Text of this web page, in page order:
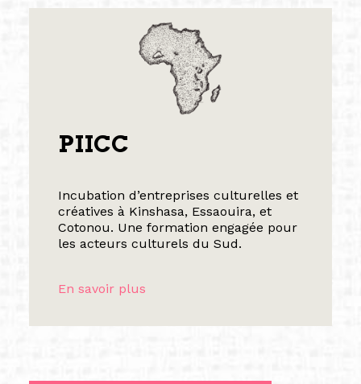
PIICC
Incubation d’entreprises culturelles et
créatives à Kinshasa, Essaouira, et
Cotonou. Une formation engagée pour
les acteurs culturels du Sud.
En savoir plus